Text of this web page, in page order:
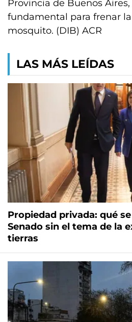
Provincia de Buenos
fundamental para frenar
mosquito. (DIB) ACR
LAS MÁS LEÍDAS
Propiedad privada: qué
Senado sin el tema de la
tierras